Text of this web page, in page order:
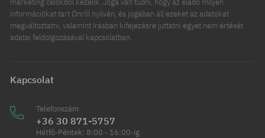
információkat tart Önről nyilván, és jogában áll ezeket az adatokat
megváltoztatni, valamint írásban kifejezésre juttatni egyet nem értését
adatai feldolgozásával kapcsolatban.
Kapcsolat
Telefonszám
+36 30 871-5757
Hétfő-Péntek: 8:00 - 16:00-ig